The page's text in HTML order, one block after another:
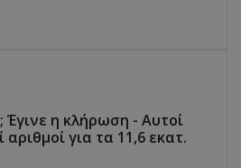
Έγινε η κλήρωση - Αυτοί
αριθμοί για τα 11,6 εκατ.